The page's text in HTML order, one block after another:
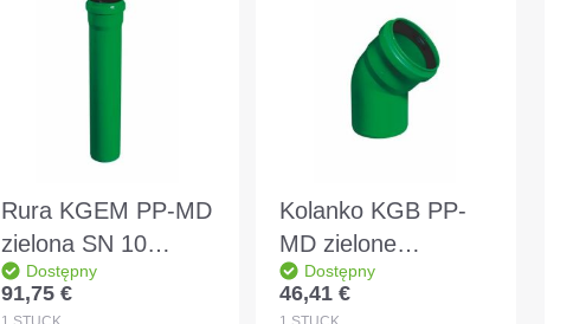
Rura KGEM PP-MD
zielona SN 10
DN/OD160 2.0m
DIN EN 14758
Dostępny
Cena regularna:
91,75 €
Kolanko KGB PP-
MD zielone
DN/OD160 45° DIN
EN 14758
Dostępny
Cena regularna:
46,41 €